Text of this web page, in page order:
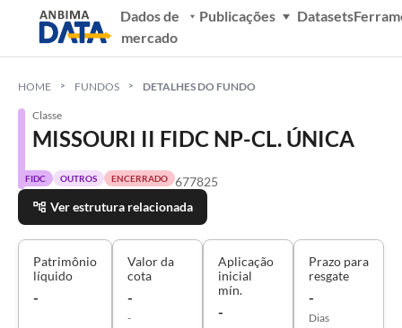
Dados de
mercado
Publicações Datasets
HOME FUNDOS DETALHES DO FUNDO
Classe
MISSOURI II FIDC NP-CL. ÚNICA
FIDC OUTROS ENCERRADO
677825
Ver estrutura relacionada
Patrimônio
líquido
-
Valor da
cota
-
-
Aplicação
inicial
mín.
-
Prazo para
resgate
-
Dias